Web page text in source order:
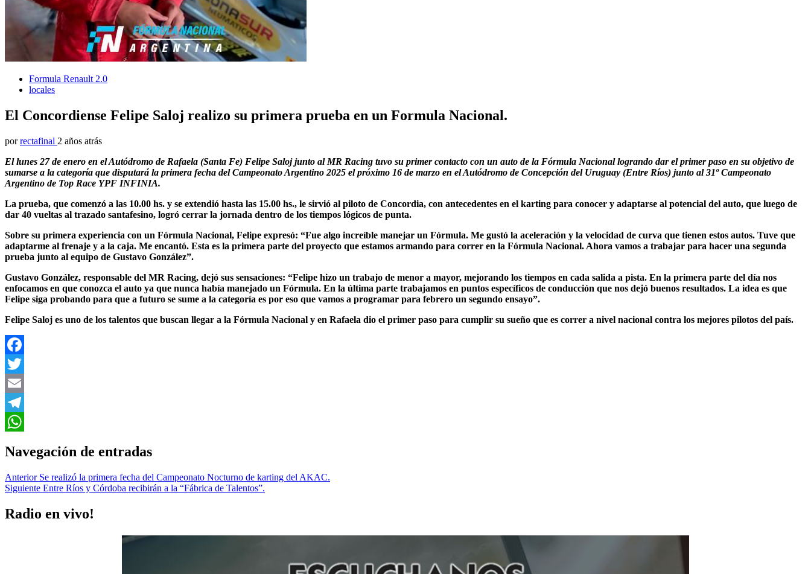
Formula Renault 2.0
locales
El Concordiense Felipe Saloj realizo su primera prueba en un Formula Nacional.
por rectafinal 2 años atrás
El lunes 27 de enero en el Autódromo de Rafaela (Santa Fe) Felipe Saloj junto al MR Racing tuvo su primer contacto con un auto de la Fórmula Nacional logrando dar el primer paso en su objetivo de
sumarse a la categoría que disputará la primera fecha del Campeonato Argentino 2025 el próximo 16 de marzo en el Autódromo de Concepción del Uruguay (Entre Ríos) junto al 31º Campeonato
Argentino de Top Race YPF INFINIA.
La prueba, que comenzó a las 10.00 hs. y se extendió hasta las 15.00 hs., le sirvió al piloto de Concordia, con antecedentes en el karting para conocer y adaptarse al potencial del auto, que luego de
dar 40 vueltas al trazado santafesino, logró cerrar la jornada dentro de los tiempos lógicos de punta.
Sobre su primera experiencia con un Fórmula Nacional, Felipe expresó: “Fue algo increíble manejar un Fórmula. Me gustó la aceleración y la velocidad de curva que tienen estos autos. Tuve que
adaptarme al frenaje y a la caja. Me encantó. Esta es la primera parte del proyecto que estamos armando para correr en la Fórmula Nacional. Ahora vamos a trabajar para hacer una segunda
prueba junto al equipo de Gustavo González”.
Gustavo González, responsable del MR Racing, dejó sus sensaciones: “Felipe hizo un trabajo de menor a mayor, mejorando los tiempos en cada salida a pista. En la primera parte del día nos
enfocamos en que conozca el auto ya que nunca había manejado un Fórmula. En la última parte trabajamos en puntos específicos de conducción que nos dejó buenos resultados. La idea es que
Felipe siga probando para que a futuro se sume a la categoría es por eso que vamos a programar para febrero un segundo ensayo”.
Felipe Saloj es uno de los talentos que buscan llegar a la Fórmula Nacional y en Rafaela dio el primer paso para cumplir su sueño que es correr a nivel nacional contra los mejores pilotos del país.
Facebook
Twitter
Email
Telegram
Navegación de entradas
AnteriorSe realizó la primera fecha del Campeonato Nocturno de karting del AKAC.
Siguiente Entre Ríos y Córdoba recibirán a la “Fábrica de Talentos”.
Radio en vivo!